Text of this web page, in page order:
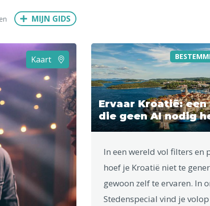
Budapest Bangkok
MIJN GIDS
Kaart
Ervaar Kroatië:
die geen AI nodig
In een wereld vol filters en
hoef je Kroatië niet te
gewoon zelf te ervaren. In
Stedenspecial vind je